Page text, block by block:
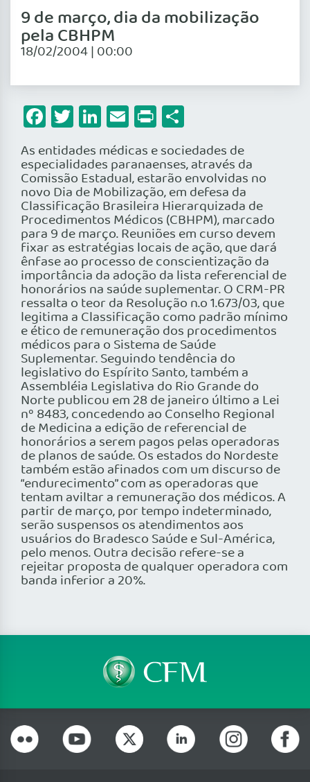
9 de março, dia da mobilização
pela CBHPM
18/02/2004 | 00:00
Facebook
Twitter
LinkedIn
Email
Print
As entidades médicas e sociedades de
especialidades paranaenses, através da
Comissão Estadual, estarão envolvidas no
novo Dia de Mobilização, em defesa da
Classificação Brasileira Hierarquizada de
Procedimentos Médicos (CBHPM), marcado
para 9 de março. Reuniões em curso devem
fixar as estratégias locais de ação, que dará
ênfase ao processo de conscientização da
importância da adoção da lista referencial de
honorários na saúde suplementar. O CRM-PR
ressalta o teor da Resolução n.o 1.673/03, que
legitima a Classificação como padrão mínimo
e ético de remuneração dos procedimentos
médicos para o Sistema de Saúde
Suplementar. Seguindo tendência do
legislativo do Espírito Santo, também a
Assembléia Legislativa do Rio Grande do
Norte publicou em 28 de janeiro último a Lei
nº 8483, concedendo ao Conselho Regional
de Medicina a edição de referencial de
honorários a serem pagos pelas operadoras
de planos de saúde. Os estados do Nordeste
também estão afinados com um discurso de
“endurecimento” com as operadoras que
tentam aviltar a remuneração dos médicos. A
partir de março, por tempo indeterminado,
serão suspensos os atendimentos aos
usuários do Bradesco Saúde e Sul-América,
pelo menos. Outra decisão refere-se a
rejeitar proposta de qualquer operadora com
banda inferior a 20%.